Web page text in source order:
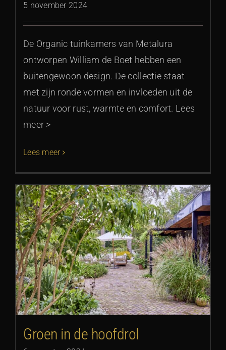
5 november 2024
De Organic tuinkamers van Metalura
ontworpen William de Boet hebben een
buitengewoon design. De collectie staat
met zijn ronde vormen en invloeden uit de
natuur voor rust, warmte en comfort. Lees
meer >
Lees meer
Groen in de hoofdrol